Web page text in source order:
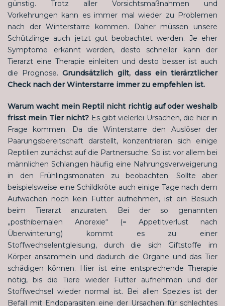
günstig. Trotz aller Vorsichtsmaßnahmen und
Vorkehrungen kann es immer mal wieder zu Problemen
nach der Winterstarre kommen. Daher müssen unsere
Schützlinge auch jetzt gut beobachtet werden. Je eher
Symptome erkannt werden, desto schneller kann der
Tierarzt eine Therapie einleiten und desto besser ist auch
die Prognose.Grundsätzlich gilt, dass ein tierärztlicher
Check nach der Winterstarre immer zu empfehlen ist.
Warum wacht mein Reptil nicht richtig auf oder weshalb
frisst mein Tier nicht? Es gibt vielerlei Ursachen, die hier in
Frage kommen. Da die Winterstarre den Auslöser der
Paarungsbereitschaft darstellt, konzentrieren sich einige
Reptilien zunächst auf die Partnersuche. So ist vor allem bei
männlichen Schlangen häufig eine Nahrungsverweigerung
in den Frühlingsmonaten zu beobachten. Sollte aber
beispielsweise eine Schildkröte auch einige Tage nach dem
Aufwachen noch kein Futter aufnehmen, ist ein Besuch
beim Tierarzt anzuraten. Bei der so genannten
„posthibernalen Anorexie“ (= Appetitverlust nach
Überwinterung) kommt es zu einer
Stoffwechselentgleisung, durch die sich Giftstoffe im
Körper ansammeln und dadurch die Organe und das Tier
schädigen können. Hier ist eine entsprechende Therapie
nötig, bis die Tiere wieder Futter aufnehmen und der
Stoffwechsel wieder normal ist. Bei allen Spezies ist der
Befall mit Endoparasiten eine der Ursachen für schlechtes